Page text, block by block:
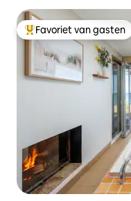
Topfavoriet van gasten
Favoriet van gasten